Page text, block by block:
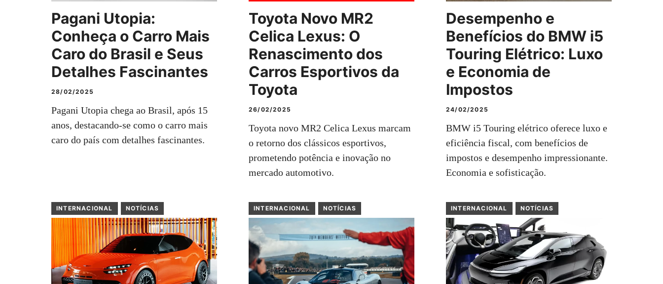
Pagani Utopia:
Conheça o Carro Mais
Caro do Brasil e Seus
Detalhes Fascinantes
28/02/2025
Pagani Utopia chega ao Brasil, após 15
anos, destacando-se como o carro mais
caro do país com detalhes fascinantes.
Toyota Novo MR2
Celica Lexus: O
Renascimento dos
Carros Esportivos da
Toyota
26/02/2025
Toyota novo MR2 Celica Lexus marcam
o retorno dos clássicos esportivos,
prometendo potência e inovação no
mercado automotivo.
Desempenho e
Benefícios do BMW i5
Touring Elétrico: Luxo
e Economia de
Impostos
24/02/2025
BMW i5 Touring elétrico oferece luxo e
eficiência fiscal, com benefícios de
impostos e desempenho impressionante.
Economia e sofisticação.
INTERNACIONAL NOTÍCIAS INTERNACIONAL NOTÍCIAS INTERNACIONAL NOTÍCIAS